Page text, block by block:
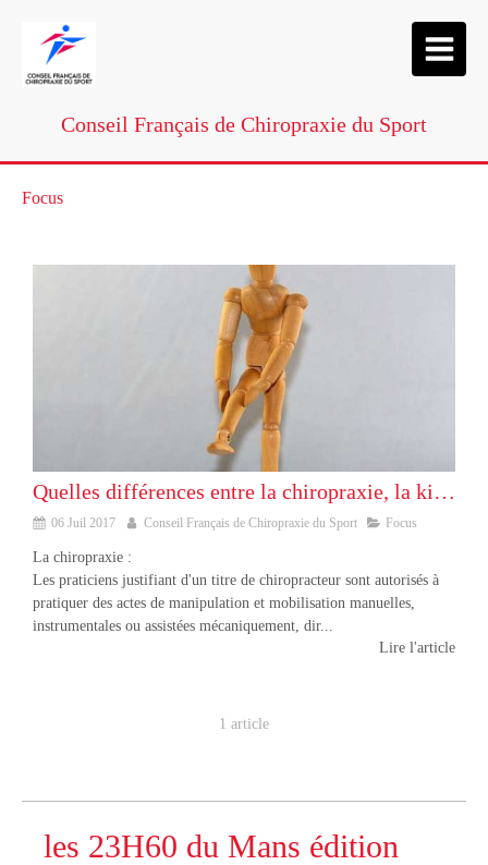
Conseil Français de Chiropraxie du Sport
Focus
Quelles différences entre la chiropraxie, la kinésithérapie et l’ostéopathie ?
06 Juil 2017 Conseil Français de Chiropraxie du Sport Focus
La chiropraxie :
Les praticiens justifiant d'un titre de chiropracteur sont autorisés à
pratiquer des actes de manipulation et mobilisation manuelles,
instrumentales ou assistées mécaniquement, dir...
Lire l'article
1 article
les 23H60 du Mans édition